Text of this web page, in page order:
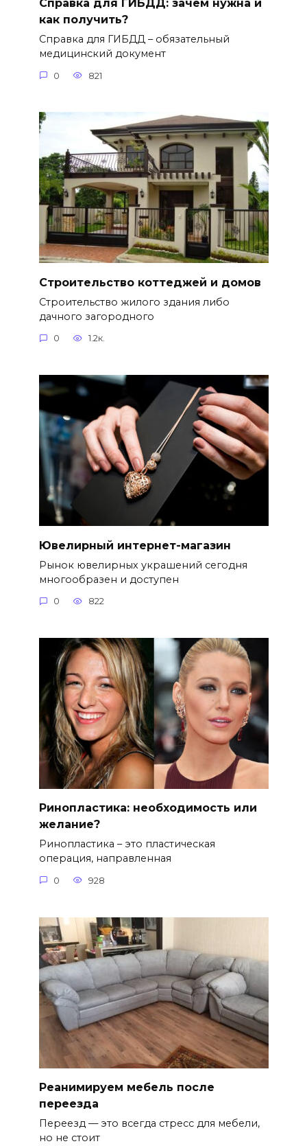
Справка для ГИБДД: зачем нужна и
как получить?
Справка для ГИБДД – обязательный
медицинский документ
0 821
Строительство коттеджей и домов
Строительство жилого здания либо
дачного загородного
0 1.2к.
Ювелирный интернет-магазин
Рынок ювелирных украшений сегодня
многообразен и доступен
0 822
Ринопластика: необходимость или
желание?
Ринопластика – это пластическая
операция, направленная
0 928
Реанимируем мебель после
переезда
Переезд — это всегда стресс для мебели,
но не стоит